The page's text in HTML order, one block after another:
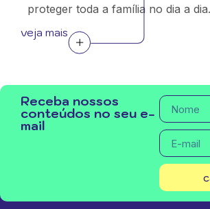
proteger toda a família no dia a dia.
veja mais
Receba nossos
conteúdos no seu e-
mail